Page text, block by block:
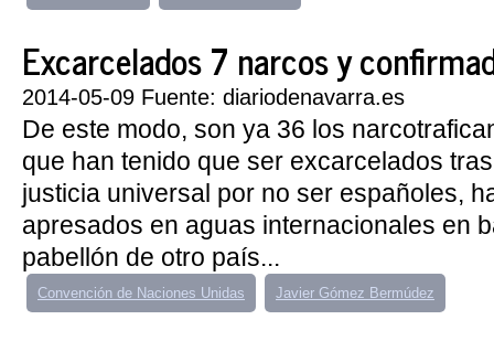
Excarcelados 7 narcos y
2014-05-09 Fuente: diariodenavarra.es
De este modo, son ya 36 los
que han tenido que ser excarcelados
justicia universal por no ser españoles,
apresados en aguas internacionales en
pabellón de otro país...
Convención de Naciones Unidas Javier Gómez Bermúdez